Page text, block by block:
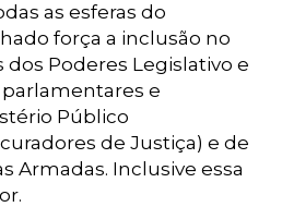
as esferas do
força a inclusão no
Poderes Legislativo e
e
Público
de Justiça) e de
Armadas. Inclusive essa